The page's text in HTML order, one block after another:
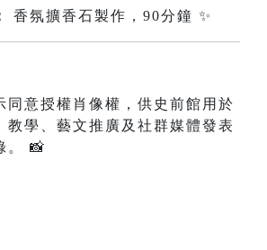
香氛擴香石製作，90分鐘 ✨
同意授權肖像權，供史前館用於
教學、藝文推廣及社群媒體發表
。 📸